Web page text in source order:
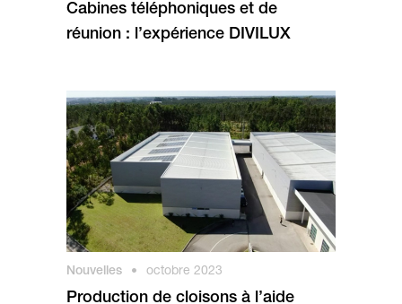
Cabines téléphoniques et de
réunion : l’expérience DIVILUX
Nouvelles • octobre 2023
Production de cloisons à l’aide